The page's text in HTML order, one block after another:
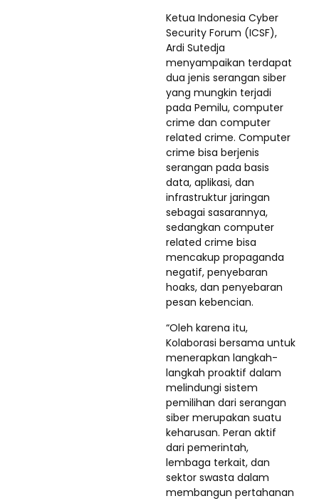
Ketua Indonesia Cyber
Security Forum (ICSF),
Ardi Sutedja
menyampaikan terdapat
dua jenis serangan siber
yang mungkin terjadi
pada Pemilu, computer
crime dan computer
related crime. Computer
crime bisa berjenis
serangan pada basis
data, aplikasi, dan
infrastruktur jaringan
sebagai sasarannya,
sedangkan computer
related crime bisa
mencakup propaganda
negatif, penyebaran
hoaks, dan penyebaran
pesan kebencian.
“Oleh karena itu,
Kolaborasi bersama untuk
menerapkan langkah-
langkah proaktif dalam
melindungi sistem
pemilihan dari serangan
siber merupakan suatu
keharusan. Peran aktif
dari pemerintah,
lembaga terkait, dan
sektor swasta dalam
membangun pertahanan